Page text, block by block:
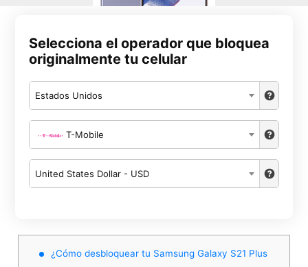
Selecciona el operador que bloquea
originalmente tu celular
Estados Unidos
T-Mobile
United States Dollar - USD
¿Cómo desbloquear tu Samsung Galaxy S21 Plus